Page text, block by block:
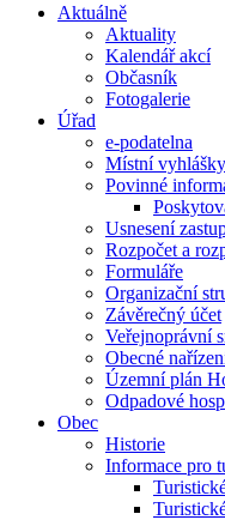
Aktuálně
Aktuality
Kalendář akcí
Občasník
Fotogalerie
Úřad
e-podatelna
Místní
Povinné
Usnesení
Rozpočet a
Formuláře
Organizační
Závěrečný účet
Veřejnoprávní
Obecné
Územní plán
Odpadové
Obec
Historie
Informace pro